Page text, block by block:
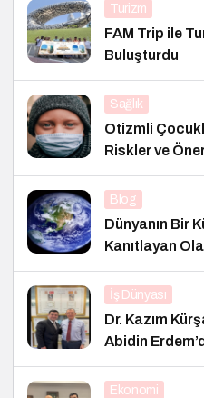
Turizm
FAM Trip ile
Buluşturdu
Sağlık
Otizmli
Riskler ve
Blog
Dünyanın Bir
Kanıtlayan
İş Dünyası
Dr. Kazım
Abidin
Ekonomi